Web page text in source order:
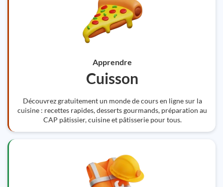
Apprendre
Cuisson
Découvrez gratuitement un monde de cours en ligne sur la
cuisine : recettes rapides, desserts gourmands, préparation au
CAP pâtissier, cuisine et pâtisserie pour tous.